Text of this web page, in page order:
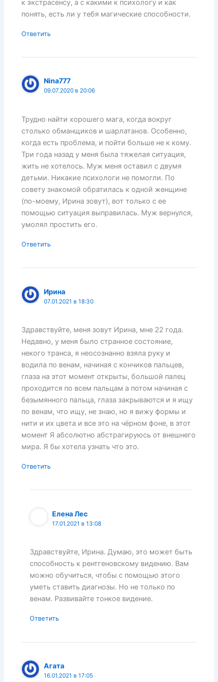
к экстрасенсу, а с какими к психологу и как
понять, есть ли у тебя магические способности.
Ответить
Nina777
09.07.2020 в 20:06
Трудно найти хорошего мага, когда вокруг
столько обманщиков и шарлатанов. Особенно,
когда есть проблема, и пойти больше не к кому.
Три года назад у меня была тяжелая ситуация,
жить не хотелось. Муж меня оставил с двумя
детьми. Никакие психологи не помогли. По
совету знакомой обратилась к одной женщине
(по-моему, Ирина зовут), вот только с ее
помощью ситуация выправилась. Муж вернулся,
умолял простить его.
Ответить
Ирина
07.01.2021 в 18:30
Здравствуйте, меня зовут Ирина, мне 22 года.
Недавно, у меня было странное состояние,
некого транса, я неосознанно взяла руку и
водила по венам, начиная с кончиков пальцев,
глаза на этот момент открыты, большой палец
проходится по всем пальцам а потом начиная с
безымянного пальца, глаза закрываются и я ищу
по венам, что ищу, не знаю, но я вижу формы и
нити и их цвета и все это на чёрном фоне, в этот
момент Я абсолютно абстрагируюсь от внешнего
мира. Я бы хотела узнать что это.
Ответить
Елена Лес
17.01.2021 в 13:08
Здравствуйте, Ирина. Думаю, это может быть
способность к рентгеновскому видению. Вам
можно обучиться, чтобы с помощью этого
уметь ставить диагнозы. Но не только по
венам. Развивайте тонкое видение.
Ответить
Агата
16.01.2021 в 17:05